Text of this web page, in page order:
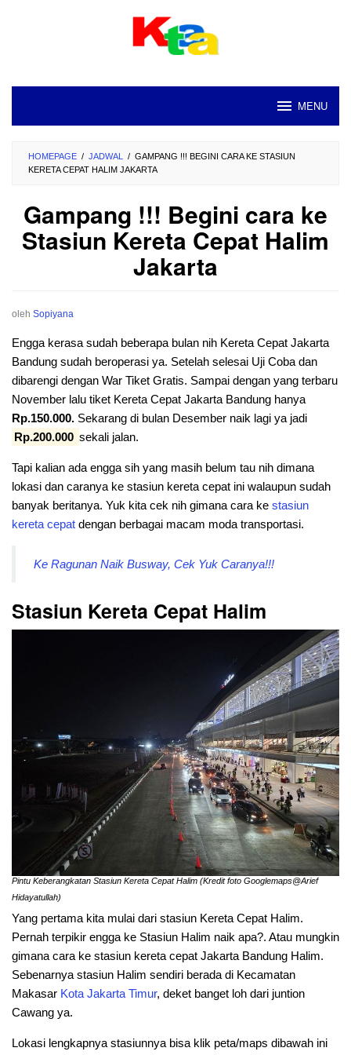
MENU
HOMEPAGE / JADWAL / GAMPANG !!! BEGINI CARA KE STASIUN
KERETA CEPAT HALIM JAKARTA
Gampang !!! Begini cara ke
Stasiun Kereta Cepat Halim
Jakarta
oleh Sopiyana
Engga kerasa sudah beberapa bulan nih Kereta Cepat Jakarta
Bandung sudah beroperasi ya. Setelah selesai Uji Coba dan
dibarengi dengan War Tiket Gratis. Sampai dengan yang terbaru
November lalu tiket Kereta Cepat Jakarta Bandung hanya
Rp.150.000. Sekarang di bulan Desember naik lagi ya jadi
Rp.200.000 sekali jalan.
Tapi kalian ada engga sih yang masih belum tau nih dimana
lokasi dan caranya ke stasiun kereta cepat ini walaupun sudah
banyak beritanya. Yuk kita cek nih gimana cara ke stasiun
kereta cepat dengan berbagai macam moda transportasi.
Ke Ragunan Naik Busway, Cek Yuk Caranya!!!
Stasiun Kereta Cepat Halim
Pintu Keberangkatan Stasiun Kereta Cepat Halim (Kredit foto Googlemaps@Arief
Hidayatullah)
Yang pertama kita mulai dari stasiun Kereta Cepat Halim.
Pernah terpikir engga ke Stasiun Halim naik apa?. Atau mungkin
gimana cara ke stasiun kereta cepat Jakarta Bandung Halim.
Sebenarnya stasiun Halim sendiri berada di Kecamatan
Makasar Kota Jakarta Timur, deket banget loh dari juntion
Cawang ya.
Lokasi lengkapnya stasiunnya bisa klik peta/maps dibawah ini